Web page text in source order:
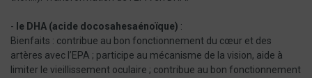
- le DHA (acide docosahesaénoïque) :
Bienfaits : contribue au bon fonctionnement du cœur et des
artères avec l’EPA ; participe au mécanisme de la vision, aide à
limiter le vieillissement oculaire ; contribue au bon fonctionnement